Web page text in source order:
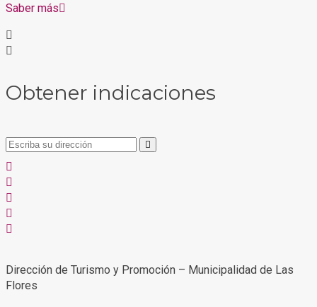
Saber más
Obtener indicaciones
Dirección de Turismo y Promoción – Municipalidad de Las
Flores